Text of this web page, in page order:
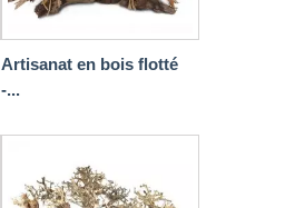
Artisanat en bois flotté
-...